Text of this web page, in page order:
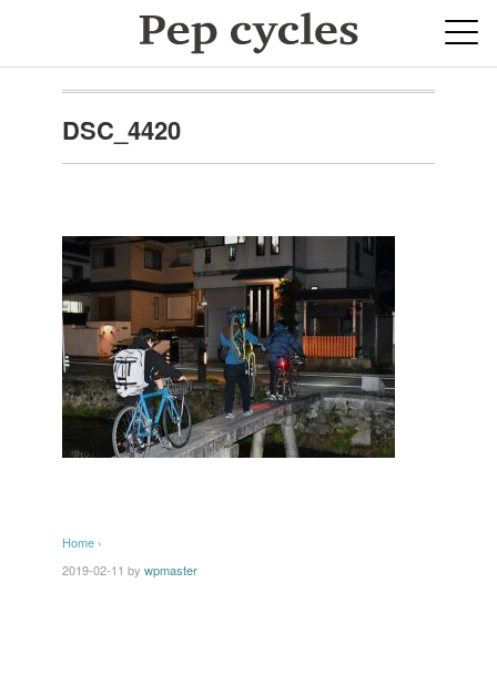
DSC_4420
Home ›
2019-02-11 by wpmaster